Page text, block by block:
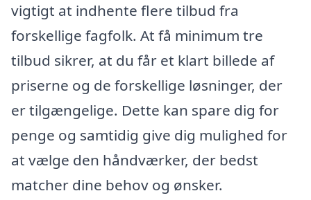
vigtigt at indhente flere tilbud fra
forskellige fagfolk. At få minimum tre
tilbud sikrer, at du får et klart billede af
priserne og de forskellige løsninger, der
er tilgængelige. Dette kan spare dig for
penge og samtidig give dig mulighed for
at vælge den håndværker, der bedst
matcher dine behov og ønsker.